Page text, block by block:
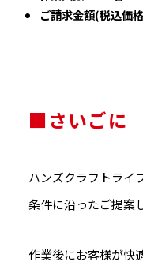
ご請求金額(税込価
■さいごに
ハンズクラフトライ
条件に沿ったご提案
作業後にお客様が快